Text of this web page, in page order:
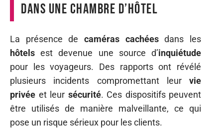
dans une chambre d’hôtel
La présence de caméras cachéesdans les
hôtels est devenue une source d’inquiétude
pour les voyageurs. Des rapports ont révélé
plusieurs incidents compromettant leur vie
privée et leur sécurité. Ces dispositifs peuvent
être utilisés de manière malveillante, ce qui
pose un risque sérieux pour les clients.